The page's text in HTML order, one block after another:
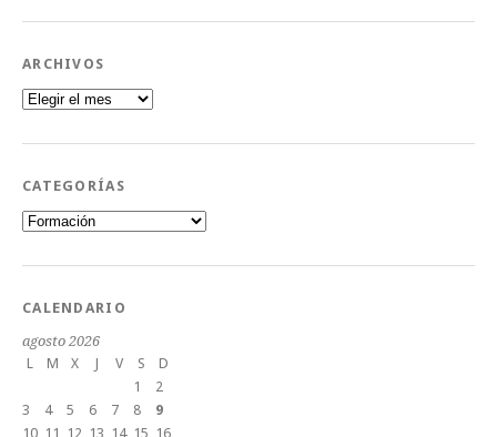
ARCHIVOS
Archivos
CATEGORÍAS
Categorías
CALENDARIO
agosto 2026
L
M X J V S
D
1
2
3
4 5 6 7 8
9
10 11 12 13 14 15 16